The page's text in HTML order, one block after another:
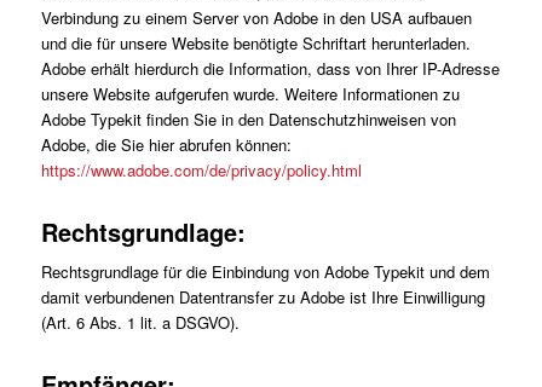
Verbindung zu einem Server von Adobe in den USA aufbauen
und die für unsere Website benötigte Schriftart herunterladen.
Adobe erhält hierdurch die Information, dass von Ihrer IP-Adresse
unsere Website aufgerufen wurde. Weitere Informationen zu
Adobe Typekit finden Sie in den Datenschutzhinweisen von
Adobe, die Sie hier abrufen können:
https://www.adobe.com/de/privacy/policy.html
Rechtsgrundlage:
Rechtsgrundlage für die Einbindung von Adobe Typekit und dem
damit verbundenen Datentransfer zu Adobe ist Ihre Einwilligung
(Art. 6 Abs. 1 lit. a DSGVO).